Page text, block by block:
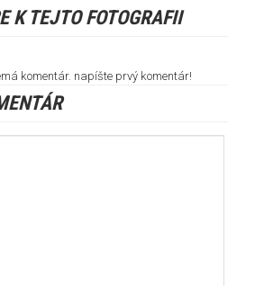
K TEJTO FOTOGRAFII
komentár. napíšte prvý komentár!